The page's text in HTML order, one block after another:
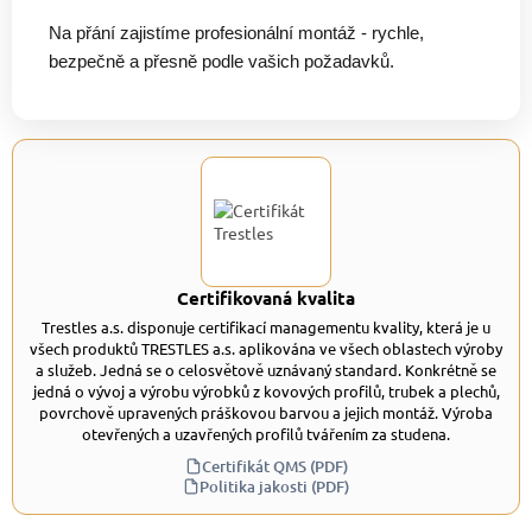
Na přání zajistíme profesionální montáž - rychle,
bezpečně a přesně podle vašich požadavků.
Certifikovaná kvalita
Trestles a.s. disponuje certifikací managementu kvality, která je u
všech produktů TRESTLES a.s. aplikována ve všech oblastech výroby
a služeb. Jedná se o celosvětově uznávaný standard. Konkrétně se
jedná o vývoj a výrobu výrobků z kovových profilů, trubek a plechů,
povrchově upravených práškovou barvou a jejich montáž. Výroba
otevřených a uzavřených profilů tvářením za studena.
Certifikát QMS (PDF)
Politika jakosti (PDF)